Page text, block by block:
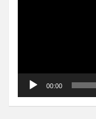
00:00